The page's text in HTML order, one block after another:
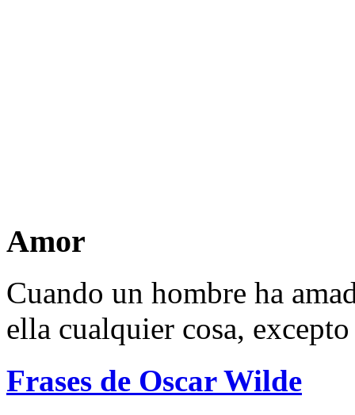
Amor
Cuando un hombre ha
ella cualquier cosa,
Frases de Oscar Wilde